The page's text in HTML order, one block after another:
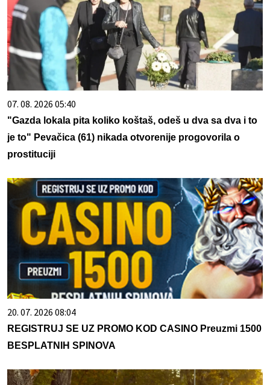
07. 08. 2026 05:40
"Gazda lokala pita koliko koštaš, odeš u dva sa dva i to
je to" Pevačica (61) nikada otvorenije progovorila o
prostituciji
20. 07. 2026 08:04
REGISTRUJ SE UZ PROMO KOD CASINO Preuzmi 1500
BESPLATNIH SPINOVA